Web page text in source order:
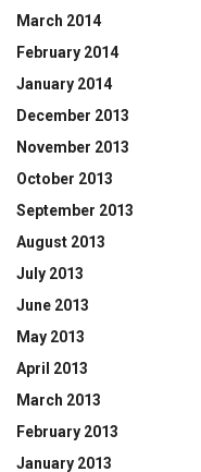
March 2014
February 2014
January 2014
December 2013
November 2013
October 2013
September 2013
August 2013
July 2013
June 2013
May 2013
April 2013
March 2013
February 2013
January 2013